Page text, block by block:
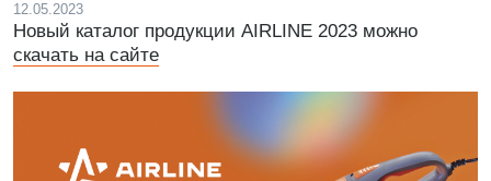
12.05.2023
Новый каталог продукции АIRLINE 2023 можно
скачать на сайте